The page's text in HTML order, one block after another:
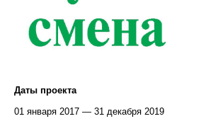
Даты проекта
01 января 2017 — 31 декабря 2019